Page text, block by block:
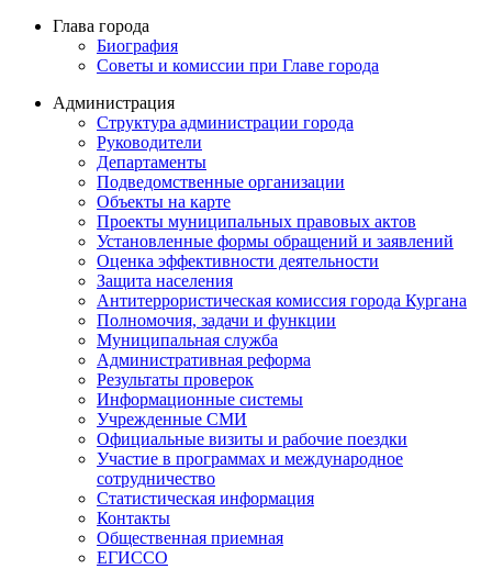
Глава города
Биография
Советы и комиссии при Главе города
Администрация
Структура администрации города
Руководители
Департаменты
Подведомственные организации
Объекты на карте
Проекты муниципальных правовых актов
Установленные формы обращений и заявлений
Оценка эффективности деятельности
Защита населения
Антитеррористическая комиссия города Кургана
Полномочия, задачи и функции
Муниципальная служба
Административная реформа
Результаты проверок
Информационные системы
Учрежденные СМИ
Официальные визиты и рабочие поездки
Участие в программах и международное
сотрудничество
Статистическая информация
Контакты
Общественная приемная
ЕГИССО